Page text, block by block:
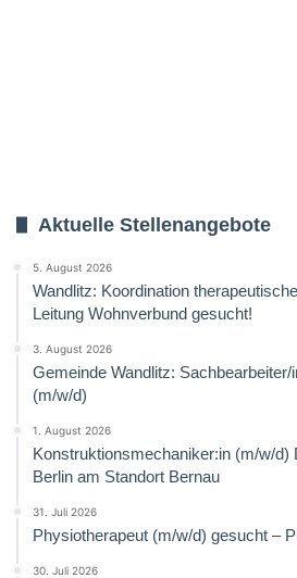
Aktuelle Stellenangebote
5. August 2026
Wandlitz: Koordination
Leitung Wohnverbund gesucht!
3. August 2026
Gemeinde Wandlitz:
(m/w/d)
1. August 2026
Konstruktionsmechaniker:in (m/w/d)
Berlin am Standort Bernau
31. Juli 2026
Physiotherapeut (m/w/d) gesucht –
30. Juli 2026